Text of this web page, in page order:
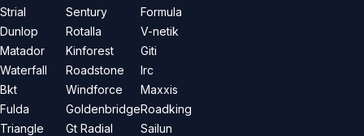
Strial
Dunlop
Matador
Waterfall
Bkt
Fulda
Triangle
Sentury
Rotalla
Kinforest
Roadstone
Windforce
Goldenbridge
Gt Radial
Formula
V-netik
Giti
Irc
Maxxis
Roadking
Sailun